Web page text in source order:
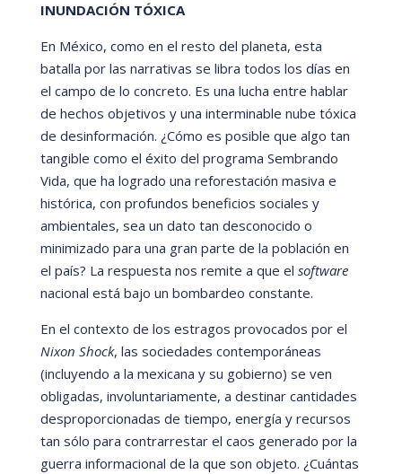
INUNDACIÓN TÓXICA
En México, como en el resto del planeta, esta
batalla por las narrativas se libra todos los días en
el campo de lo concreto. Es una lucha entre hablar
de hechos objetivos y una interminable nube tóxica
de desinformación. ¿Cómo es posible que algo tan
tangible como el éxito del programa Sembrando
Vida, que ha logrado una reforestación masiva e
histórica, con profundos beneficios sociales y
ambientales, sea un dato tan desconocido o
minimizado para una gran parte de la población en
el país? La respuesta nos remite a que el software
nacional está bajo un bombardeo constante.
En el contexto de los estragos provocados por el
Nixon Shock, las sociedades contemporáneas
(incluyendo a la mexicana y su gobierno) se ven
obligadas, involuntariamente, a destinar cantidades
desproporcionadas de tiempo, energía y recursos
tan sólo para contrarrestar el caos generado por la
guerra informacional de la que son objeto. ¿Cuántas